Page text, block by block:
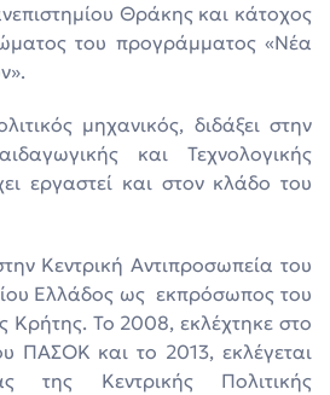
Θράκης και κάτοχος
του προγράμματος «Νέα
μηχανικός, διδάξει στην
και Τεχνολογικής
εργαστεί και στον κλάδο του
Κεντρική Αντιπροσωπεία του
Ελλάδος ως εκπρόσωπος του
Κρήτης. Το 2008, εκλέχτηκε στο
ΠΑΣΟΚ και το 2013, εκλέγεται
της Κεντρικής Πολιτικής